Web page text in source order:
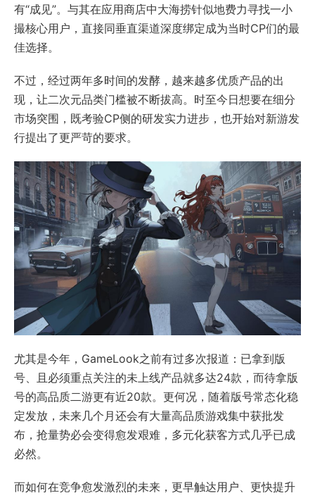
有“成见”。与其在应用商店中大海捞针似地费力寻找一小
撮核心用户，直接同垂直渠道深度绑定成为当时CP们的最
佳选择。
不过，经过两年多时间的发酵，越来越多优质产品的出
现，让二次元品类门槛被不断拔高。时至今日想要在细分
市场突围，既考验CP侧的研发实力进步，也开始对新游发
行提出了更严苛的要求。
尤其是今年，GameLook之前有过多次报道：已拿到版
号、且必须重点关注的未上线产品就多达24款，而待拿版
号的高品质二游更有近20款。更何况，随着版号常态化稳
定发放，未来几个月还会有大量高品质游戏集中获批发
布，抢量势必会变得愈发艰难，多元化获客方式几乎已成
必然。
而如何在竞争愈发激烈的未来，更早触达用户、更快提升